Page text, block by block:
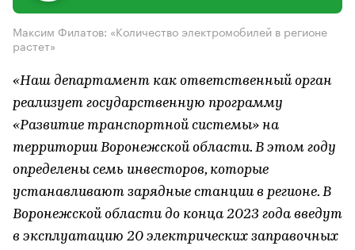
Максим Филатов: «Количество электромобилей в регионе
растет»
«Наш департамент как ответственный орган
реализует государственную программу
«Развитие транспортной системы» на
территории Воронежской области. В этом году
определены семь инвесторов, которые
устанавливают зарядные станции в регионе. В
Воронежской области до конца 2023 года введут
в эксплуатацию 20 электрических заправочных